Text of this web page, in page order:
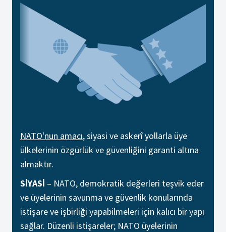
NATO'nun amacı, siyasi ve askerî yollarla üye
ülkelerinin özgürlük ve güvenliğini garanti altına
almaktır.
SİYASİ – NATO, demokratik değerleri teşvik eder
ve üyelerinin savunma ve güvenlik konularında
istişare ve işbirliği yapabilmeleri için kalıcı bir yapı
sağlar. Düzenli istişareler; NATO üyelerinin